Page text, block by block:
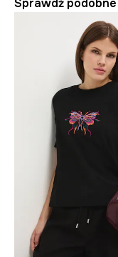
Sprawdź